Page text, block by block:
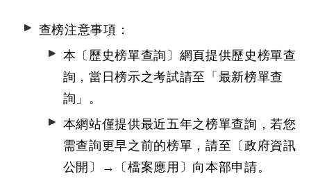
查榜注意事項：
本〔歷史榜單查詢〕網頁提供歷史榜單查
詢，當日榜示之考試請至 「最新榜單查
詢」 。
本網站僅提供最近五年之榜單查詢，若您
需查詢更早之前的榜單，請至〔政府資訊
公開〕→
〔檔案應用〕 向本部申請。